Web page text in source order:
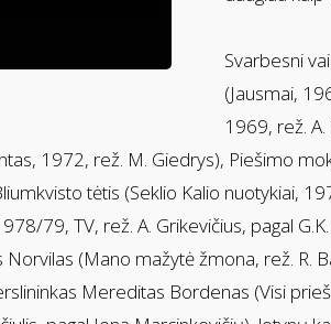
Svarbesni
(Jausmai,
1969, rež.
1972, rež. M. Giedrys), Piešimo
tėtis (Seklio Kalio nuotykiai,
79, TV, rež. A. Grikevičius, pagal
(Mano mažytė žmona, rež. R.
Mereditas Bordenas (Visi